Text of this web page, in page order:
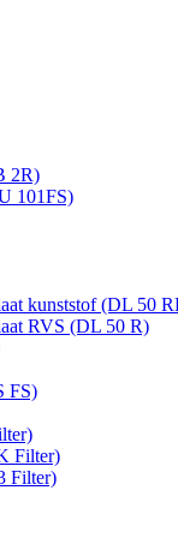
2R)
101FS)
kunststof (DL 50
RVS (DL 50 R)
FS)
Filter)
Filter)